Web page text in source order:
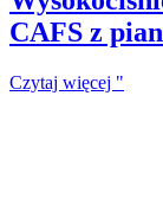
CAFS z
Czytaj więcej "